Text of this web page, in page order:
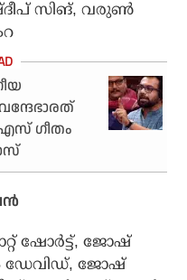
സിങ്, വരുണ്‍
ഗീതം
ഷോര്‍ട്ട്, ജോഷ്
ഡേവിഡ്, ജോഷ്